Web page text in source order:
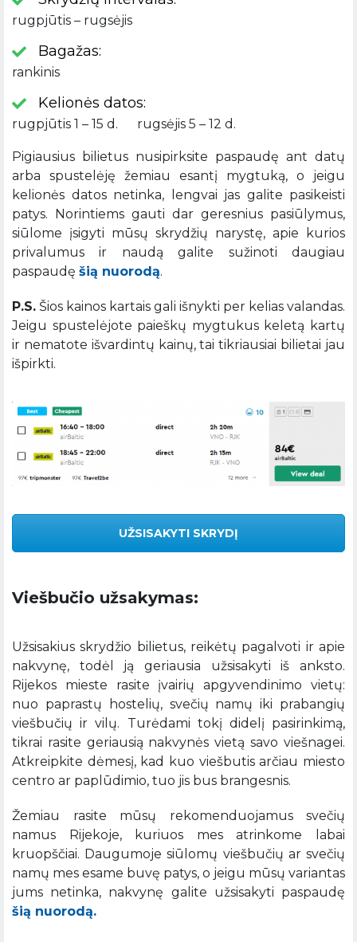
rugpjūtis – rugsėjis
Bagažas:
rankinis
Kelionės datos:
rugpjūtis 1 – 15 d. rugsėjis 5 – 12 d.
Pigiausius bilietus nusipirksite paspaudę ant datų
arba spustelėję žemiau esantį mygtuką, o jeigu
kelionės datos netinka, lengvai jas galite pasikeisti
patys. Norintiems gauti dar geresnius pasiūlymus,
siūlome įsigyti mūsų skrydžių narystę, apie kurios
privalumus ir naudą galite sužinoti daugiau
paspaudę šią nuorodą.
P.S. Šios kainos kartais gali išnykti per kelias valandas.
Jeigu spustelėjote paieškų mygtukus keletą kartų
ir nematote išvardintų kainų, tai tikriausiai bilietai jau
išpirkti.
UŽSISAKYTI SKRYDĮ
Viešbučio užsakymas:
Užsisakius skrydžio bilietus, reikėtų pagalvoti ir apie
nakvynę, todėl ją geriausia užsisakyti iš anksto.
Rijekos mieste rasite įvairių apgyvendinimo vietų:
nuo paprastų hostelių, svečių namų iki prabangių
viešbučių ir vilų. Turėdami tokį didelį pasirinkimą,
tikrai rasite geriausią nakvynės vietą savo viešnagei.
Atkreipkite dėmesį, kad kuo viešbutis arčiau miesto
centro ar paplūdimio, tuo jis bus brangesnis.
Žemiau rasite mūsų rekomenduojamus svečių
namus Rijekoje, kuriuos mes atrinkome labai
kruopščiai. Daugumoje siūlomų viešbučių ar svečių
namų mes esame buvę patys, o jeigu mūsų variantas
jums netinka, nakvynę galite užsisakyti paspaudę
šią nuorodą.